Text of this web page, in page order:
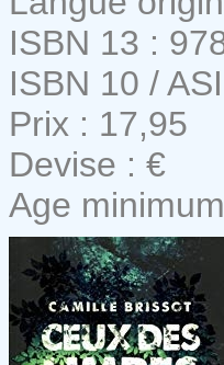
ISBN 13 :
ISBN 10 /
Prix : 17,95
Devise : €
Age